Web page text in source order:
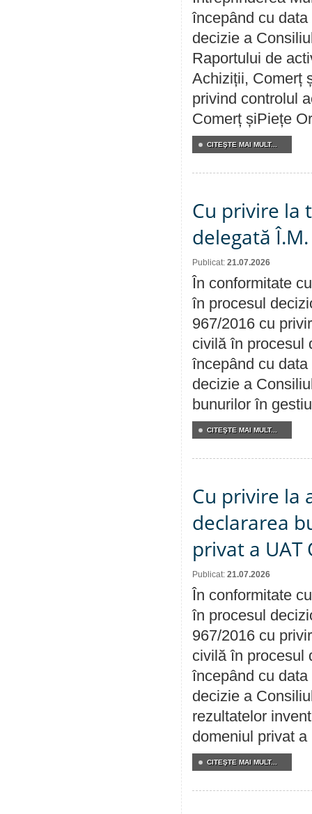
începând cu
decizie a
Raportului de
Achiziții, Comerț
privind controlul
Comerț șiPiețe
CITEŞTE MAI MULT...
Cu privire la
delegată
Publicat: 21.07.2026
În conformitate
în procesul
967/2016 cu
civilă în procesul
începând cu
decizie a
bunurilor în
CITEŞTE MAI MULT...
Cu privire la
declararea
privat a UAT
Publicat: 21.07.2026
În conformitate
în procesul
967/2016 cu
civilă în procesul
începând cu
decizie a
rezultatelor
domeniul privat a
CITEŞTE MAI MULT...